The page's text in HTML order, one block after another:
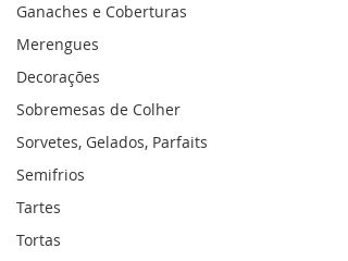
Ganaches e Coberturas
Merengues
Decorações
Sobremesas de Colher
Sorvetes, Gelados, Parfaits
Semifrios
Tartes
Tortas